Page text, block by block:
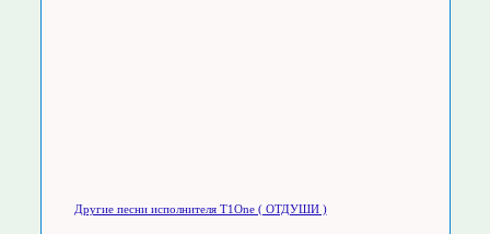
Другие песни исполнителя T1One ( ОТДУШИ )